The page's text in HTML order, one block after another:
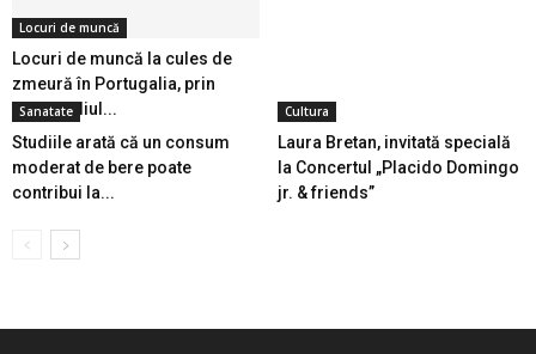
Locuri de muncă
Locuri de muncă la cules de
zmeură în Portugalia, prin
intermediul...
Sanatate
Studiile arată că un consum
moderat de bere poate
contribui la...
Cultura
Laura Bretan, invitată specială
la Concertul „Placido Domingo
jr. & friends”